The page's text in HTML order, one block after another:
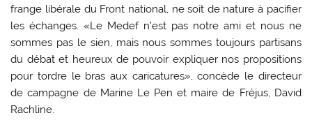
frange libérale du Front national, ne soit de nature à pacifier
les échanges. «Le Medef n’est pas notre ami et nous ne
sommes pas le sien, mais nous sommes toujours partisans
du débat et heureux de pouvoir expliquer nos propositions
pour tordre le bras aux caricatures», concède le directeur
de campagne de Marine Le Pen et maire de Fréjus, David
Rachline.